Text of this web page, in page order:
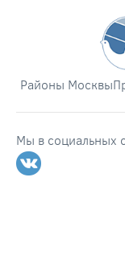
Районы Москвы
Мы в социальных